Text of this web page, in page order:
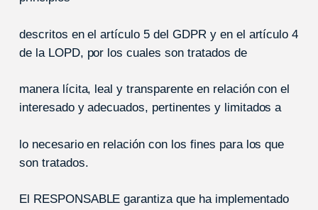
descritos en el artículo 5 del GDPR y en el artículo 4
de la LOPD, por los cuales son tratados de
manera lícita, leal y transparente en relación con el
interesado y adecuados, pertinentes y limitados a
lo necesario en relación con los fines para los que
son tratados.
El RESPONSABLE garantiza que ha implementado